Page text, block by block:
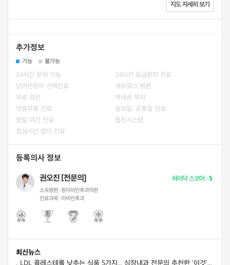
지도 자세히 보기
추가정보
가능 불가능
24시간 문의 가능
24시간 응급환자 진료
남여전문의 선택진료
네트워크 병원
무료 검진
역세권 위치
연중무휴 진료
일요일, 공휴일 진료
평일 야간 진료
협진시스템
점심시간 없이 진료
등록의사 정보
권오진 [전문의]
소속병원 : 핑이비인후과의원
진료과목 :이비인후과
하이닥 스코어 :5
최신뉴스
LDL 콜레스테롤 낮추는 식품 5가지... 심장내과 전문의 추천한 '이것'은?